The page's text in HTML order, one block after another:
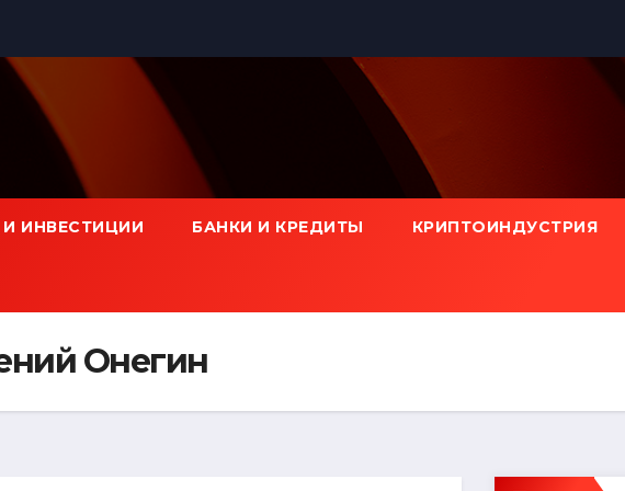
И ИНВЕСТИЦИИ БАНКИ И КРЕДИТЫ КРИПТОИНДУСТРИЯ
Онегин